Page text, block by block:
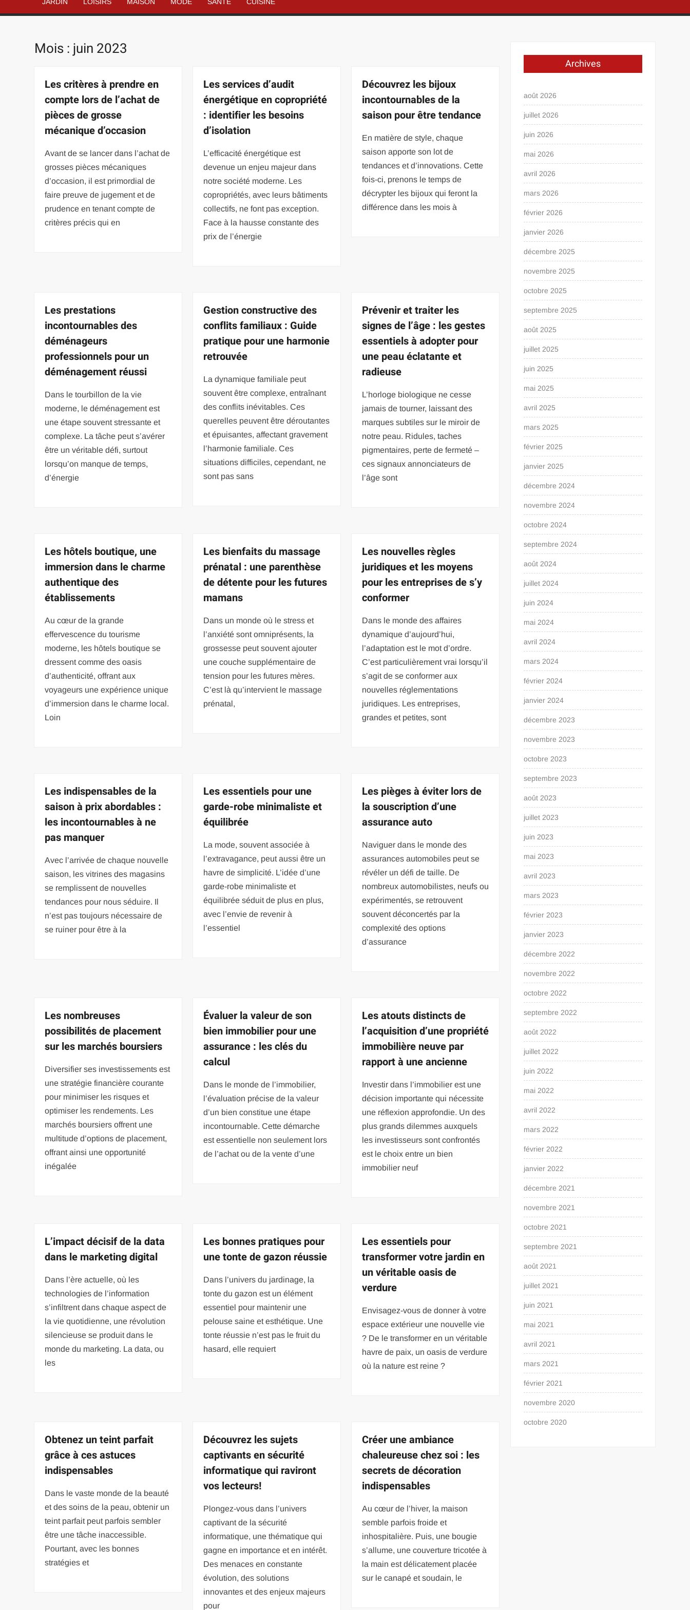
Mois : juin 2023
Les critères à prendre en
compte lors de l’achat de
pièces de grosse
mécanique d’occasion
Avant de se lancer dans l’achat de
grosses pièces mécaniques
d’occasion, il est primordial de
faire preuve de jugement et de
prudence en tenant compte de
critères précis qui en
Les services d’audit
énergétique en copropriété
: identifier les besoins
d’isolation
L’efficacité énergétique est
devenue un enjeu majeur dans
notre société moderne. Les
copropriétés, avec leurs bâtiments
collectifs, ne font pas exception.
Face à la hausse constante des
prix de l’énergie
Découvrez les bijoux
incontournables de la
saison pour être tendance
En matière de style, chaque
saison apporte son lot de
tendances et d’innovations. Cette
fois-ci, prenons le temps de
décrypter les bijoux qui feront la
différence dans les mois à
Les prestations
incontournables des
déménageurs
professionnels pour un
déménagement réussi
Dans le tourbillon de la vie
moderne, le déménagement est
une étape souvent stressante et
complexe. La tâche peut s’avérer
être un véritable défi, surtout
lorsqu’on manque de temps,
d’énergie
Gestion constructive des
conflits familiaux : Guide
pratique pour une harmonie
retrouvée
La dynamique familiale peut
souvent être complexe, entraînant
des conflits inévitables. Ces
querelles peuvent être déroutantes
et épuisantes, affectant gravement
l’harmonie familiale. Ces
situations difficiles, cependant, ne
sont pas sans
Prévenir et traiter les
signes de l’âge : les gestes
essentiels à adopter pour
une peau éclatante et
radieuse
L’horloge biologique ne cesse
jamais de tourner, laissant des
marques subtiles sur le miroir de
notre peau. Ridules, taches
pigmentaires, perte de fermeté –
ces signaux annonciateurs de
l’âge sont
Les hôtels boutique, une
immersion dans le charme
authentique des
établissements
Au cœur de la grande
effervescence du tourisme
moderne, les hôtels boutique se
dressent comme des oasis
d’authenticité, offrant aux
voyageurs une expérience unique
d’immersion dans le charme local.
Loin
Les bienfaits du massage
prénatal : une parenthèse
de détente pour les futures
mamans
Dans un monde où le stress et
l’anxiété sont omniprésents, la
grossesse peut souvent ajouter
une couche supplémentaire de
tension pour les futures mères.
C’est là qu’intervient le massage
prénatal,
Les nouvelles règles
juridiques et les moyens
pour les entreprises de s’y
conformer
Dans le monde des affaires
dynamique d’aujourd’hui,
l’adaptation est le mot d’ordre.
C’est particulièrement vrai lorsqu’il
s’agit de se conformer aux
nouvelles réglementations
juridiques. Les entreprises,
grandes et petites, sont
Les indispensables de la
saison à prix abordables :
les incontournables à ne
pas manquer
Avec l’arrivée de chaque nouvelle
saison, les vitrines des magasins
se remplissent de nouvelles
tendances pour nous séduire. Il
n’est pas toujours nécessaire de
se ruiner pour être à la
Les essentiels pour une
garde-robe minimaliste et
équilibrée
La mode, souvent associée à
l’extravagance, peut aussi être un
havre de simplicité. L’idée d’une
garde-robe minimaliste et
équilibrée séduit de plus en plus,
avec l’envie de revenir à
l’essentiel
Les pièges à éviter lors de
la souscription d’une
assurance auto
Naviguer dans le monde des
assurances automobiles peut se
révéler un défi de taille. De
nombreux automobilistes, neufs ou
expérimentés, se retrouvent
souvent déconcertés par la
complexité des options
d’assurance
Les nombreuses
possibilités de placement
sur les marchés boursiers
Diversifier ses investissements est
une stratégie financière courante
pour minimiser les risques et
optimiser les rendements. Les
marchés boursiers offrent une
multitude d’options de placement,
offrant ainsi une opportunité
inégalée
Évaluer la valeur de son
bien immobilier pour une
assurance : les clés du
calcul
Dans le monde de l’immobilier,
l’évaluation précise de la valeur
d’un bien constitue une étape
incontournable. Cette démarche
est essentielle non seulement lors
de l’achat ou de la vente d’une
Les atouts distincts de
l’acquisition d’une propriété
immobilière neuve par
rapport à une ancienne
Investir dans l’immobilier est une
décision importante qui nécessite
une réflexion approfondie. Un des
plus grands dilemmes auxquels
les investisseurs sont confrontés
est le choix entre un bien
immobilier neuf
L’impact décisif de la data
dans le marketing digital
Dans l’ère actuelle, où les
technologies de l’information
s’infiltrent dans chaque aspect de
la vie quotidienne, une révolution
silencieuse se produit dans le
monde du marketing. La data, ou
les
Les bonnes pratiques pour
une tonte de gazon réussie
Dans l’univers du jardinage, la
tonte du gazon est un élément
essentiel pour maintenir une
pelouse saine et esthétique. Une
tonte réussie n’est pas le fruit du
hasard, elle requiert
Les essentiels pour
transformer votre jardin en
un véritable oasis de
verdure
Envisagez-vous de donner à votre
espace extérieur une nouvelle vie
? De le transformer en un véritable
havre de paix, un oasis de verdure
où la nature est reine ?
Obtenez un teint parfait
grâce à ces astuces
indispensables
Dans le vaste monde de la beauté
et des soins de la peau, obtenir un
teint parfait peut parfois sembler
être une tâche inaccessible.
Pourtant, avec les bonnes
stratégies et
Découvrez les sujets
captivants en sécurité
informatique qui raviront
vos lecteurs!
Plongez-vous dans l’univers
captivant de la sécurité
informatique, une thématique qui
gagne en importance et en intérêt.
Des menaces en constante
évolution, des solutions
innovantes et des enjeux majeurs
pour
Créer une ambiance
chaleureuse chez soi : les
secrets de décoration
indispensables
Au cœur de l’hiver, la maison
semble parfois froide et
inhospitalière. Puis, une bougie
s’allume, une couverture tricotée à
la main est délicatement placée
sur le canapé et soudain, le
Archives
août 2026
juillet 2026
juin 2026
mai 2026
avril 2026
mars 2026
février 2026
janvier 2026
décembre 2025
novembre 2025
octobre 2025
septembre 2025
août 2025
juillet 2025
juin 2025
mai 2025
avril 2025
mars 2025
février 2025
janvier 2025
décembre 2024
novembre 2024
octobre 2024
septembre 2024
août 2024
juillet 2024
juin 2024
mai 2024
avril 2024
mars 2024
février 2024
janvier 2024
décembre 2023
novembre 2023
octobre 2023
septembre 2023
août 2023
juillet 2023
juin 2023
mai 2023
avril 2023
mars 2023
février 2023
janvier 2023
décembre 2022
novembre 2022
octobre 2022
septembre 2022
août 2022
juillet 2022
juin 2022
mai 2022
avril 2022
mars 2022
février 2022
janvier 2022
décembre 2021
novembre 2021
octobre 2021
septembre 2021
août 2021
juillet 2021
juin 2021
mai 2021
avril 2021
mars 2021
février 2021
novembre 2020
octobre 2020